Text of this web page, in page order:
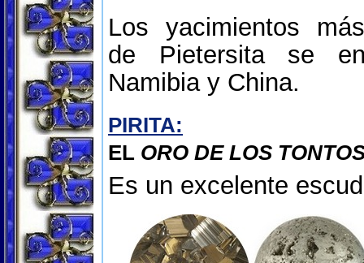
Los yacimientos
de Pietersita se
Namibia y China.
PIRITA:
EL ORO DE LOS
Es un excelente